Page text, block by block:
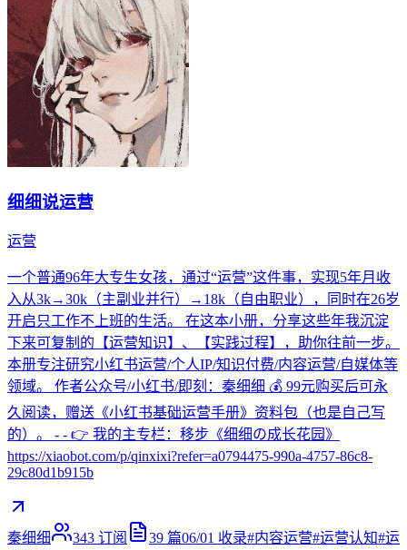
细细说运营
运营
一个普通96年大专生女孩，通过“运营”这件事，实现5年月收
入从3k→30k（主副业并行）→18k（自由职业），同时在26岁
开启只工作不上班的生活。 在这本小册，分享这些年我沉淀
下来可复制的【运营知识】、【实践过程】，助你往前一步。
本册专注研究小红书运营/个人IP/知识付费/内容运营/自媒体等
领域。 作者公众号/小红书/即刻：秦细细 💰 99元购买后可永
久阅读，赠送《小红书基础运营手册》资料包（也是自己写
的）。 - - 👉 我的主专栏：移步《细细の成长花园》
https://xiaobot.com/p/qinxixi?refer=a0794475-990a-4757-86c8-
29c80d1b915b
秦细细 343 订阅 39 篇06/01 收录#内容运营#运营认知#运